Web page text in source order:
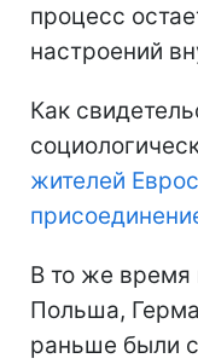
процесс
настроений
Как
жителей
В то же время
Польша,
раньше были